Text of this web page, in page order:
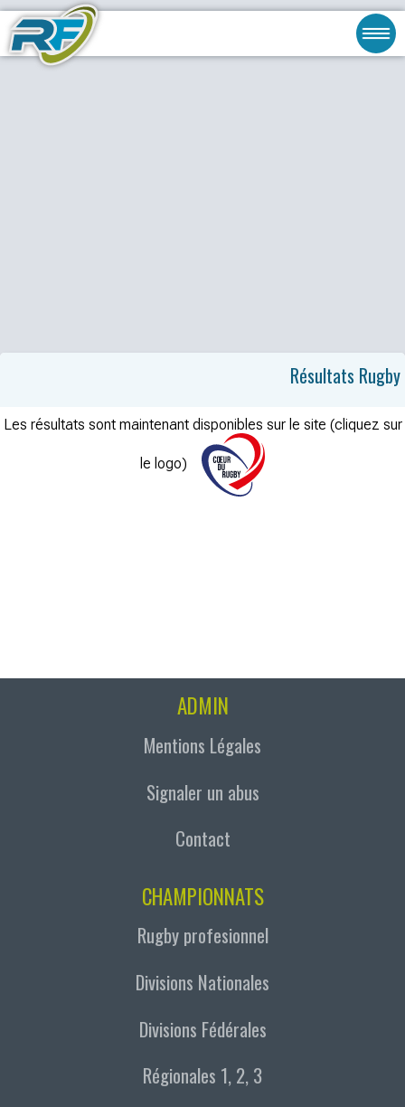
Résultats Rugby
Les résultats sont maintenant disponibles sur le site (cliquez sur
le logo)
ADMIN
Mentions Légales
Signaler un abus
Contact
CHAMPIONNATS
Rugby profesionnel
Divisions Nationales
Divisions Fédérales
Régionales 1, 2, 3